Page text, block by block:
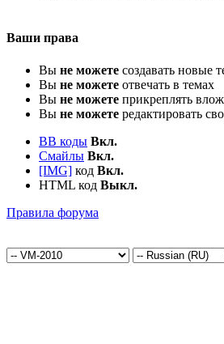
Ваши права
Вы не можете создавать новые
Вы не можете отвечать в темах
Вы не можете прикреплять
Вы не можете редактировать
BB коды Вкл.
Смайлы Вкл.
[IMG] код Вкл.
HTML код Выкл.
Правила форума